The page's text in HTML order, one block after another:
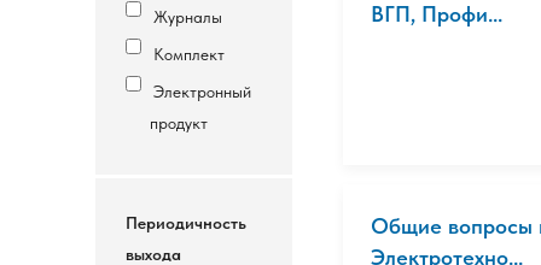
Журналы
Комплект
Электронный
продукт
Периодичность
выхода
ВГП, Профи...
Общие вопросы
Электротехно...